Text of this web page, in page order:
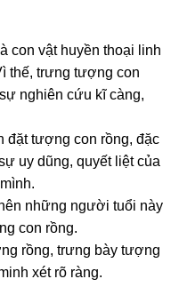
con vật huyền thoại linh
thế, trưng tượng con
nghiên cứu kĩ càng,
đặt tượng con rồng, đặc
uy dũng, quyết liệt của
những người tuổi này
con rồng.
rồng, trưng bày tượng
xét rõ ràng.